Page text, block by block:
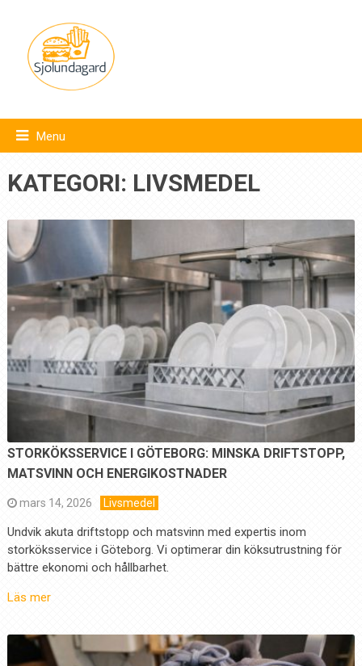
Menu
KATEGORI: LIVSMEDEL
STORKÖKSSERVICE I GÖTEBORG: MINSKA DRIFTSTOPP,
MATSVINN OCH ENERGIKOSTNADER
mars 14, 2026 Livsmedel
Undvik akuta driftstopp och matsvinn med expertis inom
storköksservice i Göteborg. Vi optimerar din köksutrustning för
bättre ekonomi och hållbarhet.
Läs mer